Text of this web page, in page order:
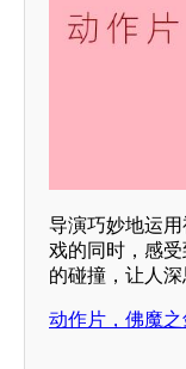
导演巧妙地运
戏的同时，感
的碰撞，让人深
动作片，佛魔